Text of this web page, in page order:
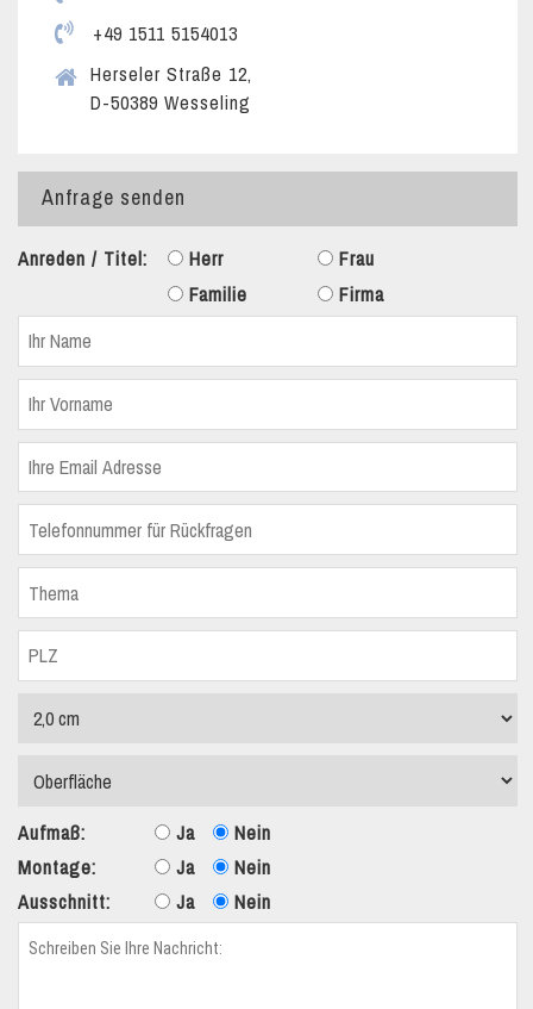
+49 1511 5154013
Herseler Straße 12,
D-50389 Wesseling
Anfrage senden
Anreden / Titel: Herr
Frau
Familie
Firma
Aufmaß: Ja
Nein
Montage:
Ja
Nein
Ausschnitt:
Ja Nein